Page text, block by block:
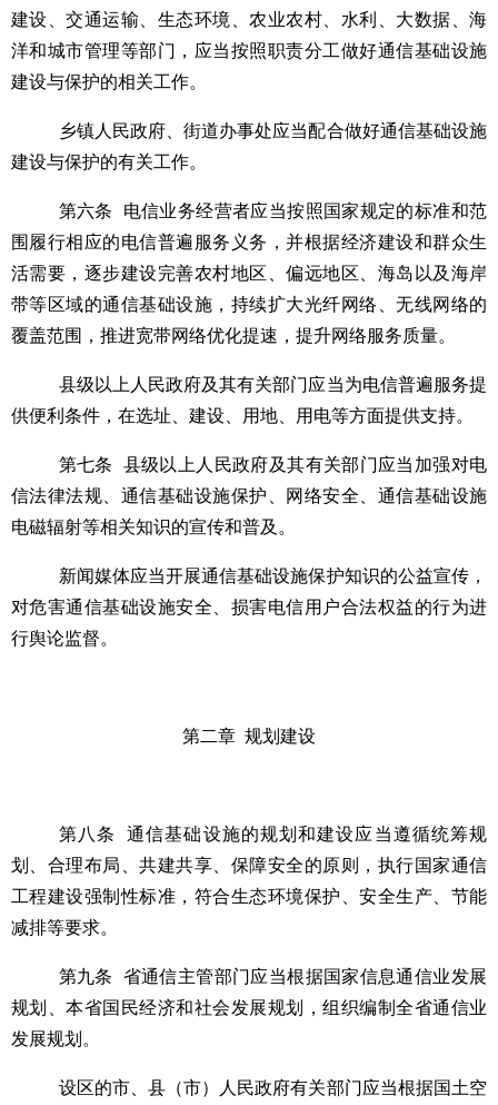
建设、交通运输、生态环境、农业农村、水利、 大数据、海
洋和城市管理等部门，应当按照职责分工做好通信基础设施
建设与保护的相关工作。
乡镇人民政府、街道办事处应当配合做好通信基础设施
建设与保护的有关工作。
第六条
电信业务经营者应当按照国家规定的标准和范
围履行相应的电信普遍服务义务，并根据经济建设和群众生
活需要，逐步建设完善农村地区、偏远地区、海岛以及海岸
带等区域的通信基础设施，持续扩大光纤网络、无线网络的
覆盖范围，推进宽带网络优化提速，提升网络服务质量。
县级以上人民政府及其有关部门应当为电信普遍服务提
供便利条件，在选址、建设、用地、用电等方面提供支持。
第七条
县级以上人民政府及其有关部门应当加强对电
信法律法规、通信基础设施保护、网络安全、通信基础设施
电磁辐射等相关知识的宣传和普及。
新闻媒体应当开展通信基础设施保护知识的公益宣传，
对危害通信基础设施安全、损害电信用户合法权益的行为进
行舆论监督。
第二章 规划建设
第八条
通信基础设施的规划和建设应当遵循统筹规
划、合理布局、共建共享、保障安全的原则，执行国家通信
工程建设强制性标准，符合生态环境保护、安全生产、节能
减排等要求。
第九条
省通信主管部门应当根据国家信息通信业发展
规划、本省国民经济和社会发展规划，组织编制全省通信业
发展规划。
设区的市、县（市）人民政府有关部门应当根据国土空